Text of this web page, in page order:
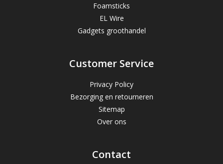
Foamsticks
EL Wire
Gadgets groothandel
Customer Service
Privacy Policy
Bezorging en retourneren
Sitemap
Over ons
Contact